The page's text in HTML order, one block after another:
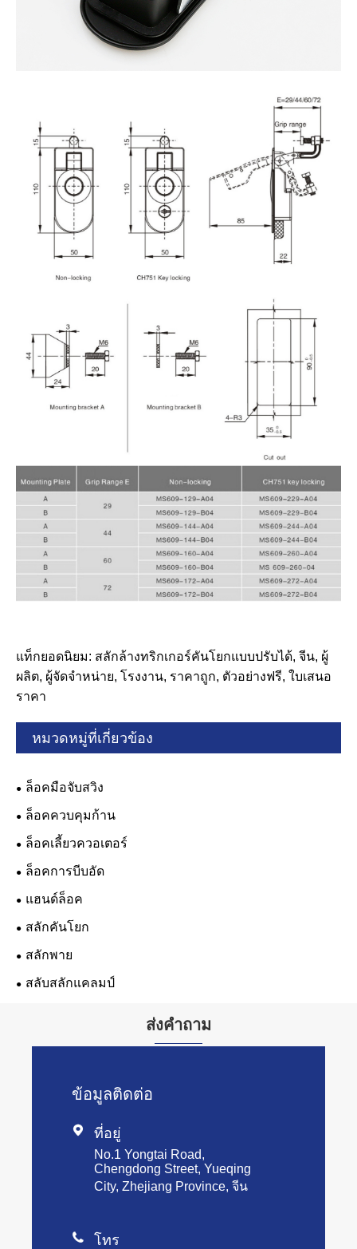
แท็กยอดนิยม: สลักล้างทริกเกอร์คันโยกแบบปรับได้, จีน, ผู้
ผลิต, ผู้จัดจำหน่าย, โรงงาน, ราคาถูก, ตัวอย่างฟรี, ใบเสนอ
ราคา
หมวดหมู่ที่เกี่ยวข้อง
ล็อคมือจับสวิง
ล็อคควบคุมก้าน
ล็อคเลี้ยวควอเตอร์
ล็อคการบีบอัด
แฮนด์ล็อค
สลักคันโยก
สลักพาย
สลับสลักแคลมป์
ส่งคำถาม
ข้อมูลติดต่อ
 ที่อยู่
No.1 Yongtai Road,
Chengdong Street, Yueqing
City, Zhejiang Province, จีน
 โทร